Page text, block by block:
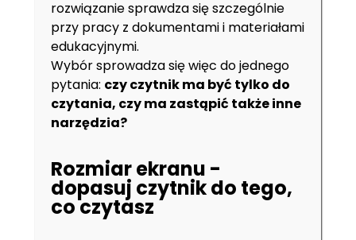
rozwiązanie sprawdza się szczególnie
przy pracy z dokumentami i materiałami
edukacyjnymi.
Wybór sprowadza się więc do jednego
pytania: czy czytnik ma być tylko do
czytania, czy ma zastąpić także inne
narzędzia?
Rozmiar ekranu -
dopasuj czytnik do tego,
co czytasz